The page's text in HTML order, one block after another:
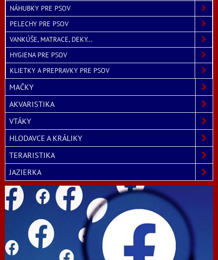
NÁHUBKY PRE PSOV
PELECHY PRE PSOV
VANKÚŠE, MATRACE, DEKY...
HYGIENA PRE PSOV
KLIETKY A PREPRAVKY PRE PSOV
MAČKY
AKVARISTIKA
VTÁKY
HLODAVCE A KRÁLIKY
TERARISTIKA
JAZIERKA